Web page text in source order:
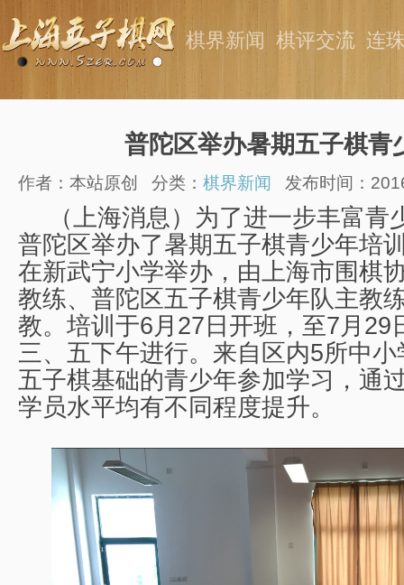
棋界新闻 棋评交流 连
普陀区举办暑期五子棋青
作者：本站原创 分类： 棋界新闻 发布时间：
（上海消息）为了进一步丰富青
普陀区举办了暑期五子棋青少年培
在新武宁小学举办，由上海市围棋
教练、普陀区五子棋青少年队主教
教。培训于6月27日开班，至7月29
三、五下午进行。来自区内5所中
五子棋基础的青少年参加学习，通
学员水平均有不同程度提升。